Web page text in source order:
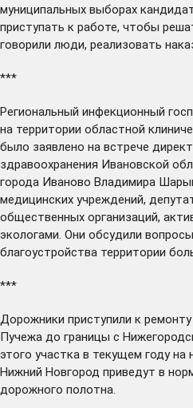
муниципальных выборах
приступать к работе, чтобы
говорили люди, реализовать
***
Региональный инфекционный
на территории областной
было заявлено на встрече
здравоохранения Ивановской
города Иваново Владимира
медицинских учреждений,
общественных организаций,
экологами. Они обсудили
благоустройства территории
***
Дорожники приступили к
Пучежа до границы с
этого участка в текущем году
Нижний Новгород приведут в
дорожного полотна.